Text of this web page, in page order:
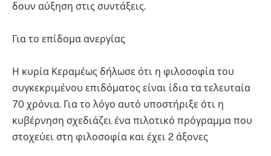
δουν αύξηση στις συντάξεις.
Για το επίδομα ανεργίας
Η κυρία Κεραμέως δήλωσε ότι η φιλοσοφία του
συγκεκριμένου επιδόματος είναι ίδια τα τελευταία
70 χρόνια. Για το λόγο αυτό υποστήριξε ότι η
κυβέρνηση σχεδιάζει ένα πιλοτικό πρόγραμμα που
στοχεύει στη φιλοσοφία και έχει 2 άξονες